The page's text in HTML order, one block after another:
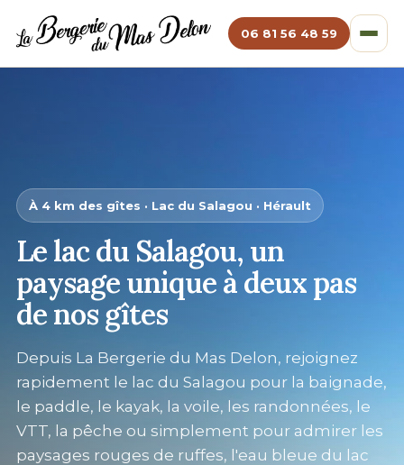
06 81 56 48 59
À 4 km des gîtes · Lac du Salagou · Hérault
Le lac du Salagou, un
paysage unique à deux pas
de nos gîtes
Depuis La Bergerie du Mas Delon, rejoignez
rapidement le lac du Salagou pour la baignade,
le paddle, le kayak, la voile, les randonnées, le
VTT, la pêche ou simplement pour admirer les
paysages rouges de ruffes, l'eau bleue du lac